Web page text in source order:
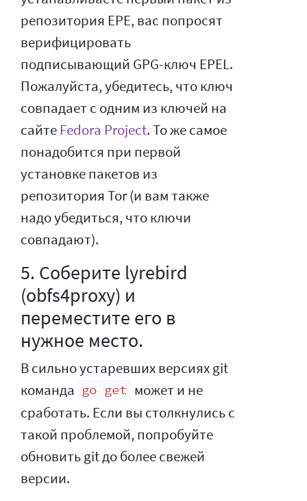
репозитория EPE, вас попросят
верифицировать
подписывающий GPG-ключ EPEL.
Пожалуйста, убедитесь, что ключ
совпадает с одним из ключей на
сайте Fedora Project. То же самое
понадобится при первой
установке пакетов из
репозитория Tor (и вам также
надо убедиться, что ключи
совпадают).
5. Соберите lyrebird
(obfs4proxy) и
переместите его в
нужное место.
В сильно устаревших версиях git
команда
go get может и не
сработать. Если вы столкнулись с
такой проблемой, попробуйте
обновить git до более свежей
версии.